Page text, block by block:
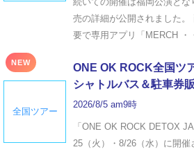
売の詳細が公開されました
要で専用アプリ「MERCH
NEW
全国ツアー
ONE OK ROCK全国
シャトルバス＆駐車券
2026/8/5 am9時
「ONE OK ROCK DETOX
25（火）・8/26（水）に開